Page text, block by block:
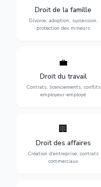
Droit de la famille
Divorce, adoption, succession,
protection des mineurs
adoption, succession et
protection des personnes
vulnérables.
💼
Droit du travail
Contrats, licenciements, conflits
employeur-employé
Protection de vos droits au
licenciements, harcèlement,
discrimination et conflits
avec l'employeur.
🏢
Droit des affaires
Création d'entreprise, contrats
commerciaux
Accompagnement complet
création, contrats
commerciaux, concurrence
et litiges.